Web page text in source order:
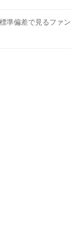
準偏差で見るファン